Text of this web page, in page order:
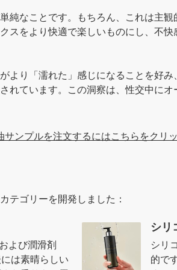
純なことです。もちろん、これは主観
スをより快適で楽しいものにし、不快
より「濡れた」感じになることを好み
れています。この洞察は、性交中にオ
サンプルを注文するにはこちらをクリッ
テゴリーを開発しました：
よび潤滑剤
は素晴らしい
シリ
シリ
的で